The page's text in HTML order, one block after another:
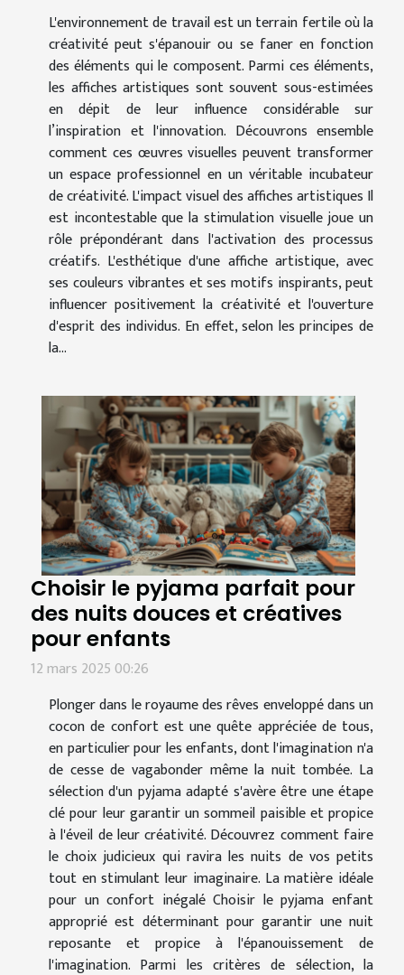
L'environnement de travail est un terrain fertile où la
créativité peut s'épanouir ou se faner en fonction
des éléments qui le composent. Parmi ces éléments,
les affiches artistiques sont souvent sous-estimées
en dépit de leur influence considérable sur
l’inspiration et l'innovation. Découvrons ensemble
comment ces œuvres visuelles peuvent transformer
un espace professionnel en un véritable incubateur
de créativité. L'impact visuel des affiches artistiques Il
est incontestable que la stimulation visuelle joue un
rôle prépondérant dans l'activation des processus
créatifs. L'esthétique d'une affiche artistique, avec
ses couleurs vibrantes et ses motifs inspirants, peut
influencer positivement la créativité et l'ouverture
d'esprit des individus. En effet, selon les principes de
la...
Choisir le pyjama parfait pour
des nuits douces et créatives
pour enfants
12 mars 2025 00:26
Plonger dans le royaume des rêves enveloppé dans un
cocon de confort est une quête appréciée de tous,
en particulier pour les enfants, dont l'imagination n'a
de cesse de vagabonder même la nuit tombée. La
sélection d'un pyjama adapté s'avère être une étape
clé pour leur garantir un sommeil paisible et propice
à l'éveil de leur créativité. Découvrez comment faire
le choix judicieux qui ravira les nuits de vos petits
tout en stimulant leur imaginaire. La matière idéale
pour un confort inégalé Choisir le pyjama enfant
approprié est déterminant pour garantir une nuit
reposante et propice à l'épanouissement de
l'imagination. Parmi les critères de sélection, la